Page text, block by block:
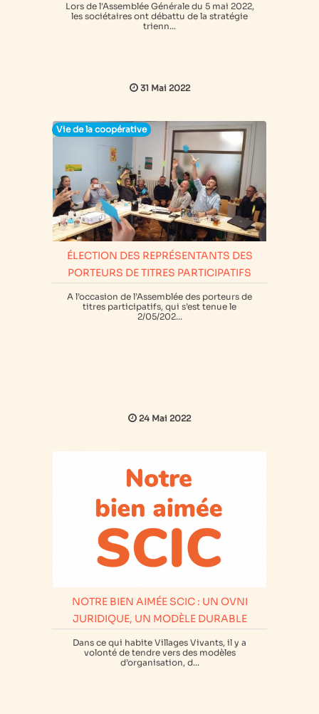
Lors de l'Assemblée Générale du 5 mai 2022,
les sociétaires ont débattu de la stratégie
trienn...
31 Mai 2022
Vie de la coopérative
ÉLECTION DES REPRÉSENTANTS DES
PORTEURS DE TITRES PARTICIPATIFS
A l’occasion de l’Assemblée des porteurs de
titres participatifs, qui s’est tenue le
2/05/202...
24 Mai 2022
NOTRE BIEN AIMÉE SCIC : UN OVNI
JURIDIQUE, UN MODÈLE DURABLE
Dans ce qui habite Villages Vivants, il y a
volonté de tendre vers des modèles
d’organisation, d...